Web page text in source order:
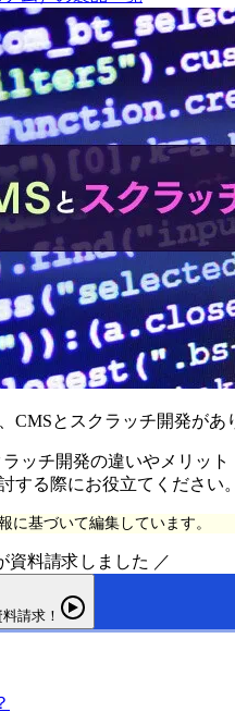
CMSとスクラッチ開発が
ッチ開発の違いやメリッ
する際にお役立てください。
に基づいて編集しています。
資料請求しました ／
請求！